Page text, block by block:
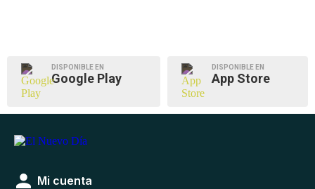
DISPONIBLE EN
Google Play
DISPONIBLE EN
App Store
Mi cuenta